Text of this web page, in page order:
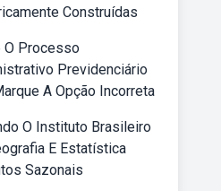
Construídas
O Processo
Previdenciário
A Opção Incorreta
O Instituto Brasileiro
E Estatística
Sazonais